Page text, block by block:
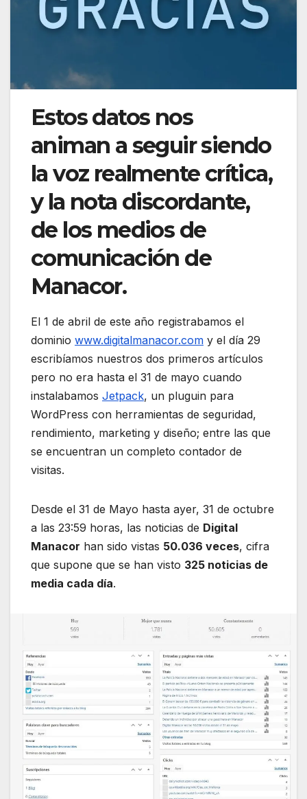
Estos datos nos
animan a seguir siendo
la voz realmente crítica,
y la nota discordante,
de los medios de
comunicación de
Manacor.
El 1 de abril de este año registrabamos el
dominio www.digitalmanacor.com y el día 29
escribíamos nuestros dos primeros artículos
pero no era hasta el 31 de mayo cuando
instalabamos Jetpack, un pluguin para
WordPress con herramientas de seguridad,
rendimiento, marketing y diseño; entre las que
se encuentran un completo contador de
visitas.
Desde el 31 de Mayo hasta ayer, 31 de octubre
a las 23:59 horas, las noticias de Digital
Manacor han sido vistas 50.036 veces, cifra
que supone que se han visto 325 noticias de
media cada día.